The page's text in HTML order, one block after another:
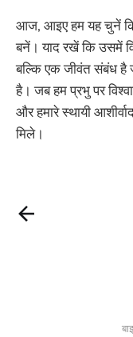
आज, आइए हम यह चुनें कि
बनें। याद रखें कि उसमें
बल्कि एक जीवंत संबंध है
है। जब हम प्रभु पर
और हमारे स्थायी
मिले।